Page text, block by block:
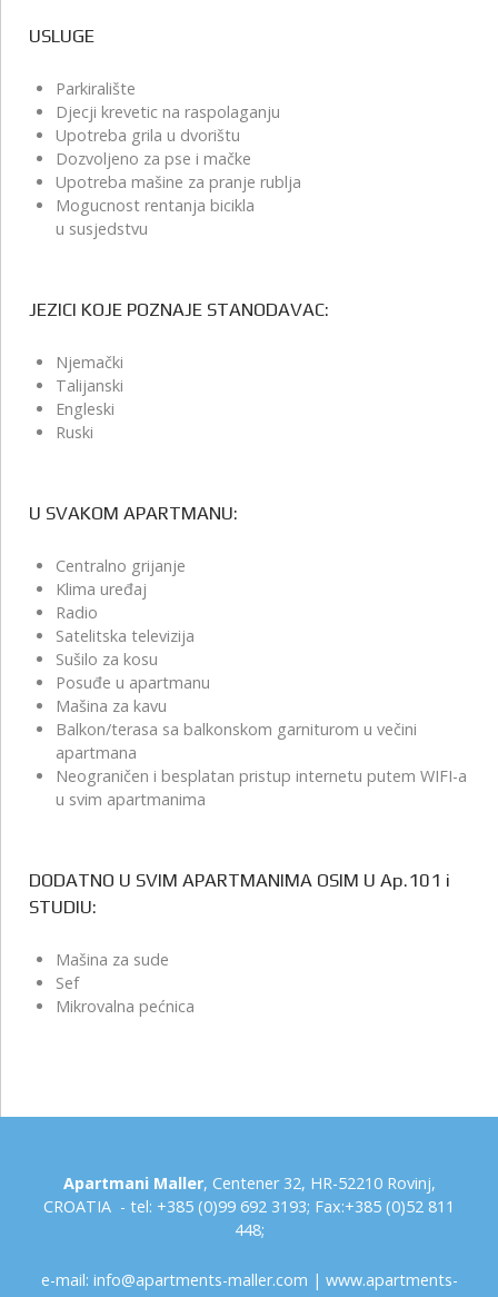
USLUGE
Parkiralište
Djecji krevetic na raspolaganju
Upotreba grila u dvorištu
Dozvoljeno za pse i mačke
Upotreba mašine za pranje rublja
Mogucnost rentanja bicikla
u susjedstvu
JEZICI KOJE POZNAJE STANODAVAC:
Njemački
Talijanski
Engleski
Ruski
U SVAKOM APARTMANU:
Centralno grijanje
Klima uređaj
Radio
Satelitska televizija
Sušilo za kosu
Posuđe u apartmanu
Mašina za kavu
Balkon/terasa sa balkonskom garniturom u večini
apartmana
Neograničen i besplatan pristup internetu putem WIFI-a
u svim apartmanima
DODATNO U SVIM APARTMANIMA OSIM U Ap.101 i
STUDIU:
Mašina za sude
Sef
Mikrovalna pećnica
Apartmani Maller, Centener 32, HR-52210 Rovinj,
CROATIA - tel: +385 (0)99 692 3193; Fax:+385 (0)52 811
448;
e-mail: info@apartments-maller.com | www.apartments-